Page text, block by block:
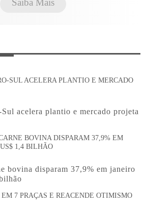
acelera plantio e mercado projeta
bovina disparam 37,9% em janeiro